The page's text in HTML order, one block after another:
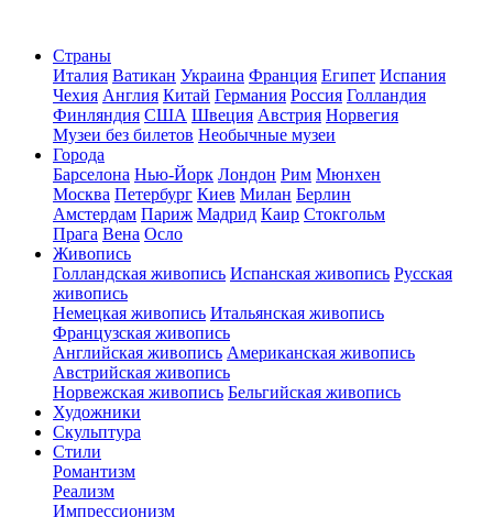
Страны
Италия Ватикан Украина Франция Египет Испания
Чехия Англия Китай Германия Россия Голландия
Финляндия США Швеция Австрия Норвегия
Музеи без билетов Необычные музеи
Города
Барселона Нью-Йорк Лондон Рим Мюнхен
Москва Петербург Киев Милан Берлин
Амстердам Париж Мадрид Каир Стокгольм
Прага Вена Осло
Живопись
Голландская живопись Испанская живопись Русская
живопись
Немецкая живопись Итальянская живопись
Французская живопись
Английская живопись Американская живопись
Австрийская живопись
Норвежская живопись Бельгийская живопись
Художники
Скульптура
Стили
Романтизм
Реализм
Импрессионизм